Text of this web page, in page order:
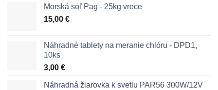
Morská soľ Pag - 25kg vrece
15,00 €
Náhradné tablety na meranie chlóru - DPD1,
10ks
3,00 €
Náhradná žiarovka k svetlu PAR56 300W/12V